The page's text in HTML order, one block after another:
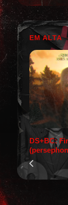
EM ALTA
DS+BC: